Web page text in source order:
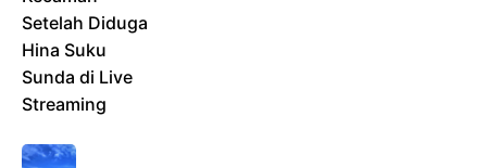
Setelah Diduga
Hina Suku
Sunda di Live
Streaming